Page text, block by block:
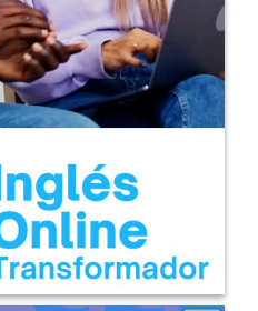
al máximo nuestra filosofía de
bien: así cuidamos la calidad del
sí entran. Porque esto no es
hablar”. Acá entrenás con
de viaje y deporte que te
1: Reservá tu entrevista . Paso
compatibilidad) . Paso 3:
para transformar cómo pensás,
después sorprende a muchos…
y más profundo — que nunca.
vez sea el espacio adecuado
si lo es, vas a descubrir por qué
la experiencia de aprender
por WhatsApp o agendá tu
enlace del perfil.